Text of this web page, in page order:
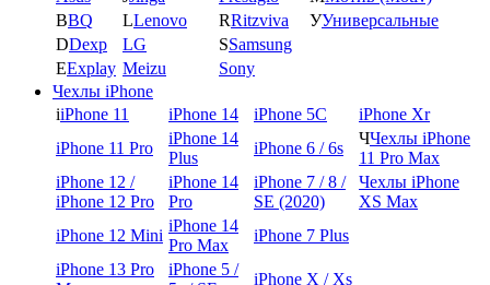
BBQ LLenovo RRitzviva УУниверсальные
DDexp LG SSamsung
EExplay Meizu
Sony
Чехлы iPhone
iiPhone 11 iPhone 14 iPhone 5C
iPhone Xr
iPhone 11 Pro
iPhone 14
Plus
iPhone 6 / 6s
ЧЧехлы iPhone
11 Pro Max
iPhone 12 /
iPhone 12 Pro
iPhone 14
Pro
iPhone 7 / 8 /
SE (2020)
Чехлы iPhone
XS Max
iPhone 12 Mini
iPhone 14
Pro Max
iPhone 7 Plus
iPhone 13 Pro
iPhone 5 /
iPhone X / Xs